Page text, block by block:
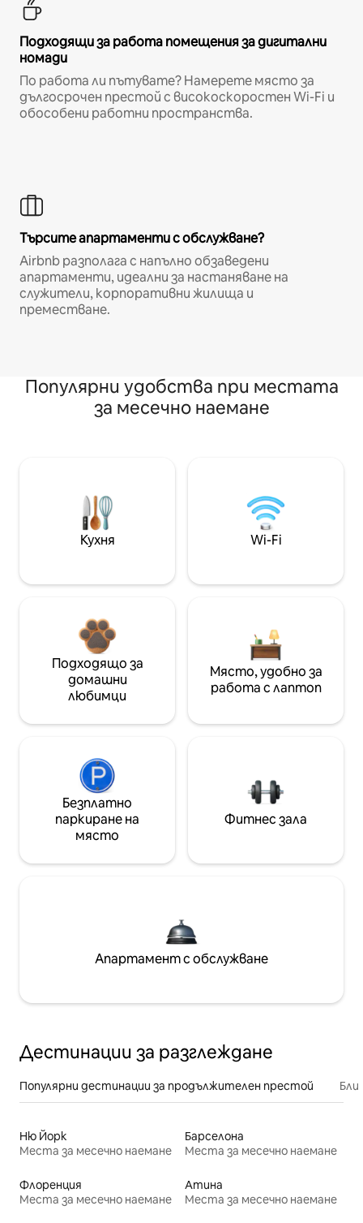
Подходящи за работа помещения за дигитални
номади
По работа ли пътувате? Намерете място за
дългосрочен престой с високоскоростен Wi-Fi и
обособени работни пространства.
Търсите апартаменти с обслужване?
Airbnb разполага с напълно обзаведени
апартаменти, идеални за настаняване на
служители, корпоративни жилища и
преместване.
Популярни удобства при местата
за месечно наемане
Кухня Wi-Fi
Подходящо за
домашни
любимци
Място, удобно за
работа с лаптоп
Безплатно
паркиране на
място
Фитнес зала
Апартамент с обслужване
Дестинации за разглеждане
Популярни дестинации за продължителен престой
Ню Йорк
Места за месечно наемане
Барселона
Места за месечно наемане
Флоренция
Места за месечно наемане
Атина
Места за месечно наемане